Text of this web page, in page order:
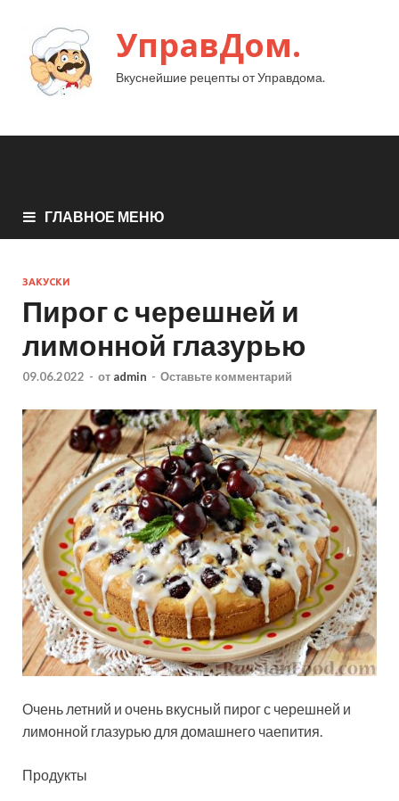
УправДом.
Вкуснейшие рецепты от Управдома.
ГЛАВНОЕ МЕНЮ
ЗАКУСКИ
Пирог с черешней и
лимонной глазурью
09.06.2022 - от admin - Оставьте комментарий
Очень летний и очень вкусный пирог с черешней и
лимонной глазурью для домашнего чаепития.
Продукты